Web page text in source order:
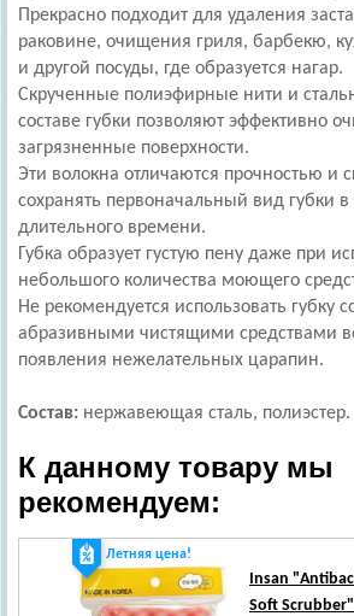
Прекрасно подходит для удаления
раковине, очищения гриля, барбекю,
и другой посуды, где образуется нагар.
Скрученные полиэфирные нити и
составе губки позволяют эффективно
загрязненные поверхности.
Эти волокна отличаются прочностью и
сохранять первоначальный вид губки в
длительного времени.
Губка образует густую пену даже при
небольшого количества моющего
Не рекомендуется использовать губку
абразивными чистящими средствами
появления нежелательных царапин.
Состав: нержавеющая сталь, полиэстер.
К данному товару мы
рекомендуем:
Летняя цена!
Insan
Soft